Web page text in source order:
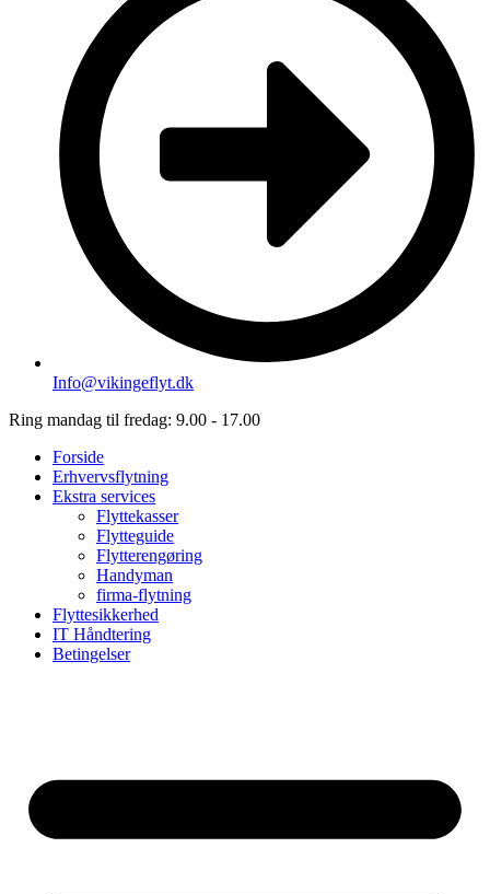
Info@vikingeflyt.dk
Ring mandag til fredag: 9.00 - 17.00
Forside
Erhvervsflytning
Ekstra services
Flyttekasser
Flytteguide
Flytterengøring
Handyman
firma-flytning
Flyttesikkerhed
IT Håndtering
Betingelser